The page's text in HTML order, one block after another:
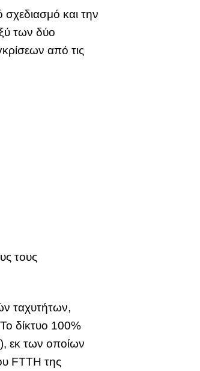
και την
των δύο
από τις
τους
ταχυτήτων,
δίκτυο 100%
εκ των οποίων
FTTH της